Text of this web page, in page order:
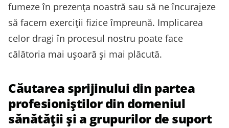
fumeze în prezența noastră sau să ne încurajeze
să facem exerciții fizice împreună. Implicarea
celor dragi în procesul nostru poate face
călătoria mai ușoară și mai plăcută.
Căutarea sprijinului din partea
profesioniștilor din domeniul
sănătății și a grupurilor de suport